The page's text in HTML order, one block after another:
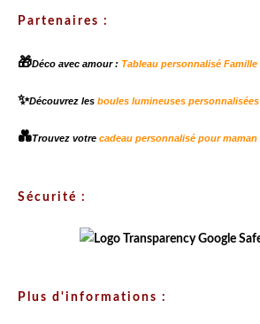
Partenaires :
🎁Déco avec amour : Tableau personnalisé Famille
✨Découvrez les boules lumineuses personnalisées
💑Trouvez votre cadeau personnalisé pour maman
Sécurité :
Plus d'informations :